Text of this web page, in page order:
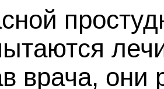
врача, они